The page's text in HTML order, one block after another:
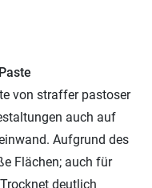
von straffer pastoser
auch auf
Aufgrund des
Flächen; auch für
deutlich